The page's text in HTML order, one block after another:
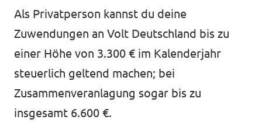
Als Privatperson kannst du deine
Zuwendungen an Volt Deutschland bis zu
einer Höhe von 3.300 € im Kalenderjahr
steuerlich geltend machen; bei
Zusammenveranlagung sogar bis zu
insgesamt 6.600 €.